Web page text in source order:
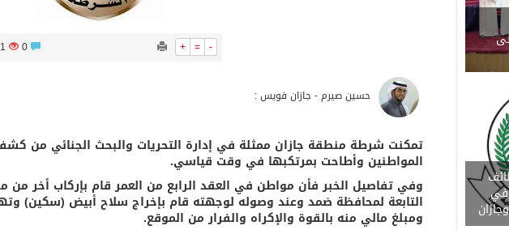
إصدار 5500 تصريح لتنظيم الأعمال على شبكة الطرق في يوليو
تخفف موقفها بشأن “هرمز” وتدرس مشاركة أوروبية في إزالة الألغام
العربي يدين مجازر الاحتلال ويطالب مجلس الأمن بإجراءات ملزمة
في
+ = -
1851
حسين صيرم - جازان فويس :
تمكنت شرطة منطقة جازان ممثلة في إدارة التحريات والبحث الجنائي
المواطنين وأطاحت بمرتكبها في وقت قياسي.
وفي تفاصيل الخبر فأن مواطن في العقد الرابع من العمر قام بإركاب أخر من
التابعة لمحافظة ضمد وعند وصوله لوجهته قام بإخراج سلاح أبيض (سكين)
ومبلغ مالي منه بالقوة والإكراه والفرار من الموقع.